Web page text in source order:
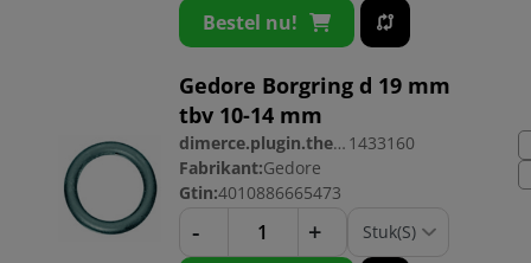
Bestel nu!
Gedore Borgring d 19 mm
tbv 10-14 mm
dimerce.plugin.theme.productnr: 1433160
Fabrikant:Gedore
Gtin:4010886665473
- +